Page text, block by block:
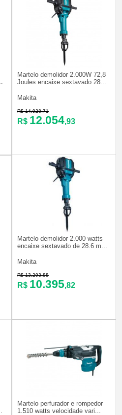
Martelo demolidor 2.000W 72,8
Joules encaixe sextavado 28...
Makita
R$ 14.928,71
R$ 12.054,93
Martelo demolidor 2.000 watts
encaixe sextavado de 28.6 m...
Makita
R$ 13.293,88
R$ 10.395,82
Martelo perfurador e rompedor
1.510 watts velocidade vari...